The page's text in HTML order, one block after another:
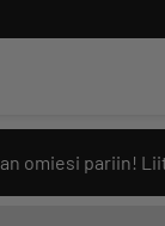
omiesi pariin!
tai kysy